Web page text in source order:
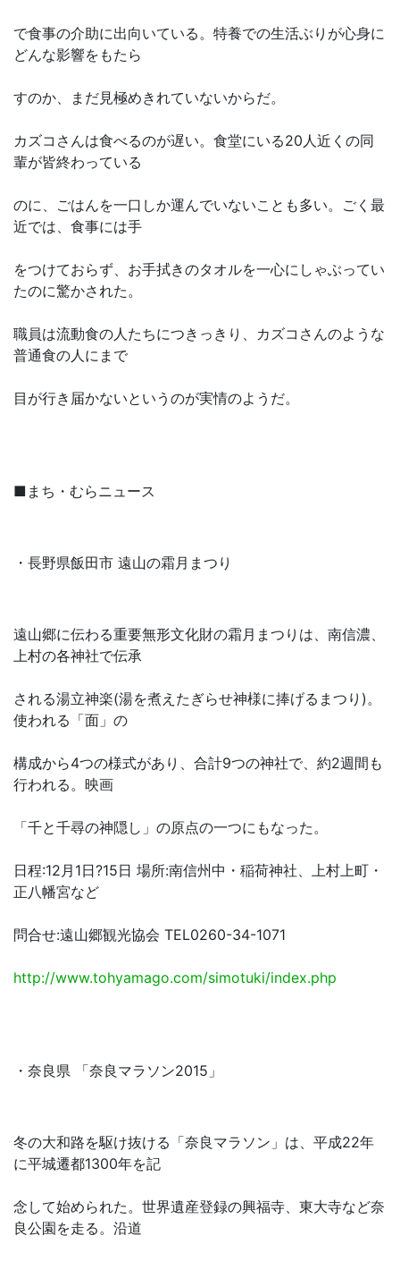
で食事の介助に出向いている。特養での生活ぶりが心身に
どんな影響をもたら
すのか、まだ見極めきれていないからだ。
カズコさんは食べるのが遅い。食堂にいる20人近くの同
輩が皆終わっている
のに、ごはんを一口しか運んでいないことも多い。ごく最
近では、食事には手
をつけておらず、お手拭きのタオルを一心にしゃぶってい
たのに驚かされた。
職員は流動食の人たちにつきっきり、カズコさんのような
普通食の人にまで
目が行き届かないというのが実情のようだ。
■まち・むらニュース
・長野県飯田市 遠山の霜月まつり
遠山郷に伝わる重要無形文化財の霜月まつりは、南信濃、
上村の各神社で伝承
される湯立神楽(湯を煮えたぎらせ神様に捧げるまつり)。
使われる「面」の
構成から4つの様式があり、合計9つの神社で、約2週間も
行われる。映画
「千と千尋の神隠し」の原点の一つにもなった。
日程:12月1日?15日 場所:南信州中・稲荷神社、上村上町・
正八幡宮など
問合せ:遠山郷観光協会 TEL0260-34-1071
http://www.tohyamago.com/simotuki/index.php
・奈良県 「奈良マラソン2015」
冬の大和路を駆け抜ける「奈良マラソン」は、平成22年
に平城遷都1300年を記
念して始められた。世界遺産登録の興福寺、東大寺など奈
良公園を走る。沿道